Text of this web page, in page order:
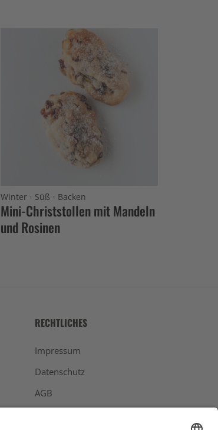
Winter · Süß · Backen
Mini-Christstollen mit Mandeln
und Rosinen
RECHTLICHES
Impressum
Datenschutz
AGB